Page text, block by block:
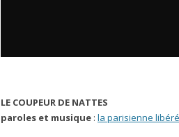
LE COUPEUR DE NATTES
paroles et musique : la parisienne